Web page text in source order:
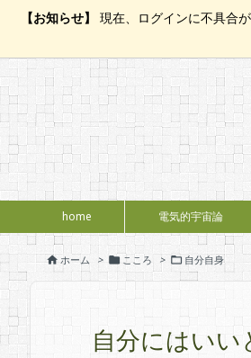
【お知らせ】
現在、ログインに不具合
home 電気的宇宙論
 ホーム >  こころ >  自分自身
自分にはい